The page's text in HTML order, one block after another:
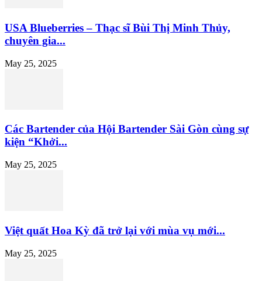
USA Blueberries – Thạc sĩ Bùi Thị Minh Thủy,
chuyên gia...
May 25, 2025
Các Bartender của Hội Bartender Sài Gòn cùng sự
kiện “Khởi...
May 25, 2025
Việt quất Hoa Kỳ đã trở lại với mùa vụ mới...
May 25, 2025